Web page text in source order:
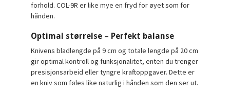
forhold. COL-9R er like mye en fryd for øyet som for
hånden.
Optimal størrelse – Perfekt balanse
Knivens bladlengde på 9 cm og totale lengde på 20 cm
gir optimal kontroll og funksjonalitet, enten du trenger
presisjonsarbeid eller tyngre kraftoppgaver. Dette er
en kniv som føles like naturlig i hånden som den ser ut.